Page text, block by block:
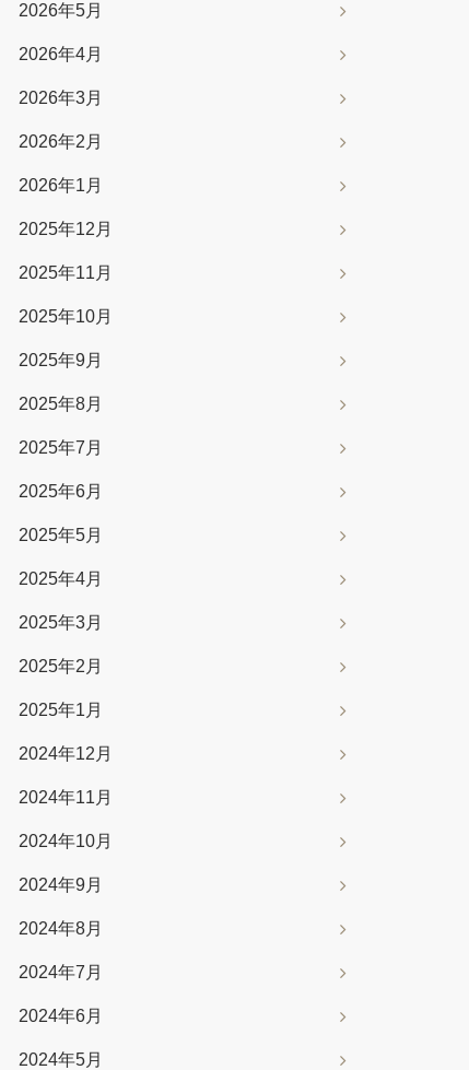
2026年5月
2026年4月
2026年3月
2026年2月
2026年1月
2025年12月
2025年11月
2025年10月
2025年9月
2025年8月
2025年7月
2025年6月
2025年5月
2025年4月
2025年3月
2025年2月
2025年1月
2024年12月
2024年11月
2024年10月
2024年9月
2024年8月
2024年7月
2024年6月
2024年5月